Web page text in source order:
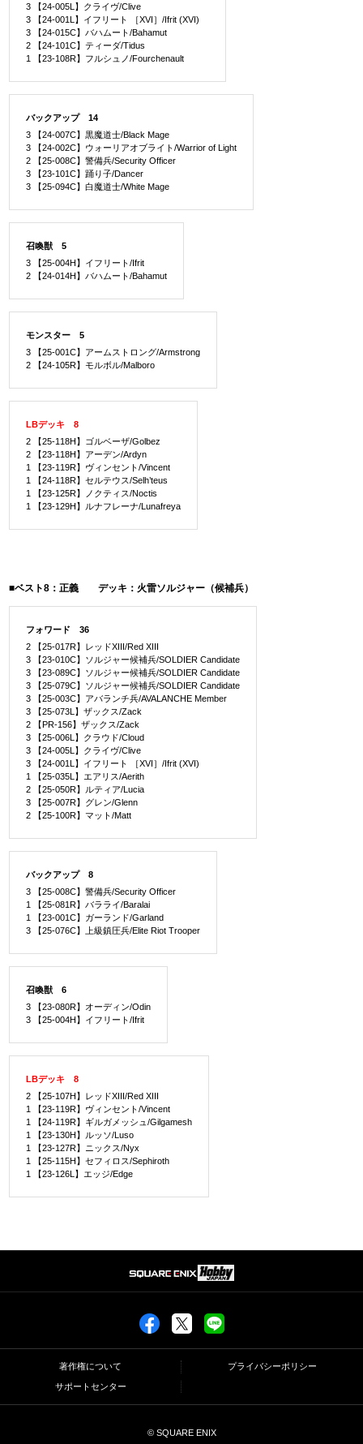
3 【24-005L】クライヴ/Clive
3 【24-001L】イフリート ［XVI］/Ifrit (XVI)
3 【24-015C】バハムート/Bahamut
2 【24-101C】ティーダ/Tidus
1 【23-108R】フルシュノ/Fourchenault
バックアップ 14
3 【24-007C】黒魔道士/Black Mage
3 【24-002C】ウォーリアオブライト/Warrior of Light
2 【25-008C】警備兵/Security Officer
3 【23-101C】踊り子/Dancer
3 【25-094C】白魔道士/White Mage
召喚獣 5
3 【25-004H】イフリート/Ifrit
2 【24-014H】バハムート/Bahamut
モンスター 5
3 【25-001C】アームストロング/Armstrong
2 【24-105R】モルボル/Malboro
LBデッキ 8
2 【25-118H】ゴルベーザ/Golbez
2 【23-118H】アーデン/Ardyn
1 【23-119R】ヴィンセント/Vincent
1 【24-118R】セルテウス/Selh’teus
1 【23-125R】ノクティス/Noctis
1 【23-129H】ルナフレーナ/Lunafreya
■ベスト8：正義 デッキ：火雷ソルジャー（候補兵）
フォワード 36
2 【25-017R】レッドXIII/Red XIII
3 【23-010C】ソルジャー候補兵/SOLDIER Candidate
3 【23-089C】ソルジャー候補兵/SOLDIER Candidate
3 【25-079C】ソルジャー候補兵/SOLDIER Candidate
3 【25-003C】アバランチ兵/AVALANCHE Member
3 【25-073L】ザックス/Zack
2 【PR-156】ザックス/Zack
3 【25-006L】クラウド/Cloud
3 【24-005L】クライヴ/Clive
3 【24-001L】イフリート ［XVI］/Ifrit (XVI)
1 【25-035L】エアリス/Aerith
2 【25-050R】ルティア/Lucia
3 【25-007R】グレン/Glenn
2 【25-100R】マット/Matt
バックアップ 8
3 【25-008C】警備兵/Security Officer
1 【25-081R】バラライ/Baralai
1 【23-001C】ガーランド/Garland
3 【25-076C】上級鎮圧兵/Elite Riot Trooper
召喚獣 6
3 【23-080R】オーディン/Odin
3 【25-004H】イフリート/Ifrit
LBデッキ 8
2 【25-107H】レッドXIII/Red XIII
1 【23-119R】ヴィンセント/Vincent
1 【24-119R】ギルガメッシュ/Gilgamesh
1 【23-130H】ルッソ/Luso
1 【23-127R】ニックス/Nyx
1 【25-115H】セフィロス/Sephiroth
1 【23-126L】エッジ/Edge
著作権について プライバシーポリシー
サポートセンター
© SQUARE ENIX